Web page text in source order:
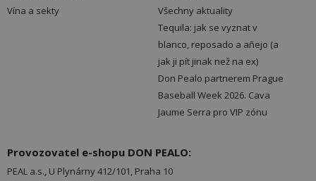
Vína a sekty
Všechny aktuality
Tequila: jak se vyznat v
blanco, reposado a añejo (a
jak ji pít jinak než na ex)
Don Pealo partnerem Prague
Baseball Week 2026. Cava
Jaume Serra pro VIP zónu
Provozovatel e-shopu DON PEALO:
PEAL a.s., U Plynárny 412/101, Praha 10